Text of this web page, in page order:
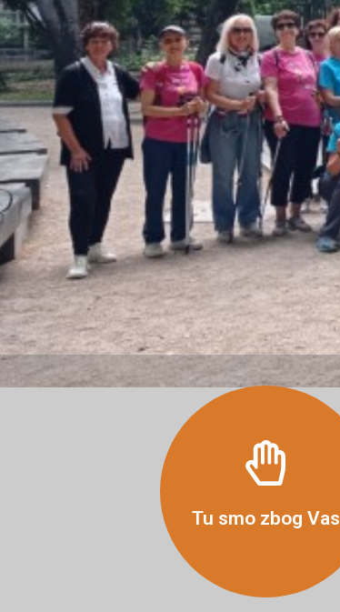
Tu smo zbog Vas
Više